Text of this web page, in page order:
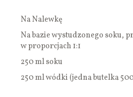
Na Nalewkę
Na bazie wystudzonego soku,
w proporcjach 1:1
250 ml soku
250 ml wódki (jedna butelka